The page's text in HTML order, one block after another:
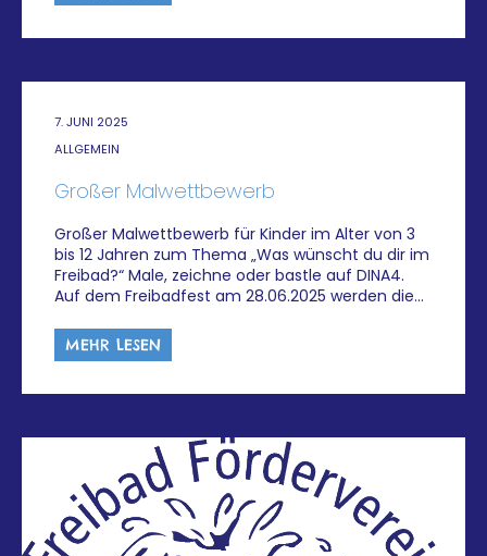
7. JUNI 2025
ALLGEMEIN
Großer Malwettbewerb
Großer Malwettbewerb für Kinder im Alter von 3
bis 12 Jahren zum Thema „Was wünscht du dir im
Freibad?“ Male, zeichne oder bastle auf DINA4.
Auf dem Freibadfest am 28.06.2025 werden die…
MEHR LESEN